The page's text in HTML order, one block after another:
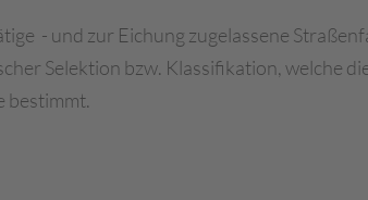
- und zur Eichung zugelassene
Selektion bzw. Klassifikation, welche
bestimmt.